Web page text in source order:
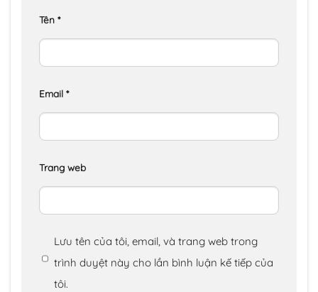
Tên *
Email *
Trang web
Lưu tên của tôi, email, và trang web trong
trình duyệt này cho lần bình luận kế tiếp của
tôi.